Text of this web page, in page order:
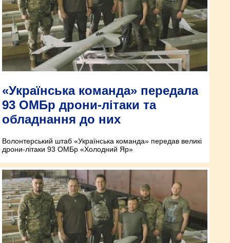
«Українська команда» передала
93 ОМБр дрони-літаки та
обладнання до них
Волонтерський штаб «Українська команда» передав великі
дрони-літаки 93 ОМБр «Холодний Яр»